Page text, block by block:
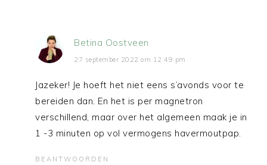
Betina Oostveen
27 september 2022 om 12:49 pm
Jazeker! Je hoeft het niet eens s’avonds voor te
bereiden dan. En het is per magnetron
verschillend, maar over het algemeen maak je in
1 -3 minuten op vol vermogens havermoutpap.
BEANTWOORDEN